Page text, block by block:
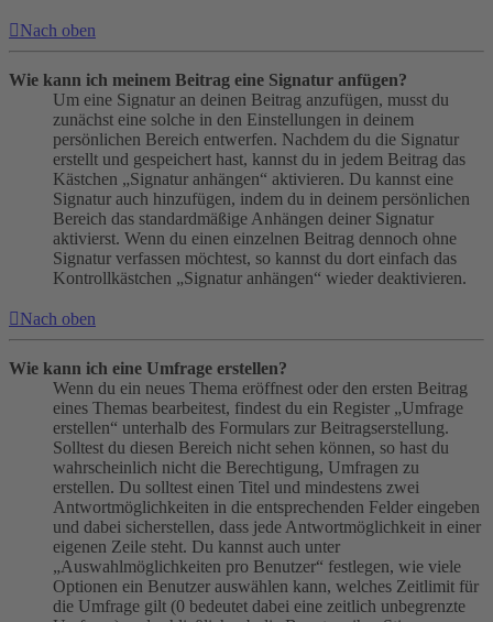
Nach oben
Wie kann ich meinem Beitrag eine Signatur anfügen?
Um eine Signatur an deinen Beitrag anzufügen, musst du
zunächst eine solche in den Einstellungen in deinem
persönlichen Bereich entwerfen. Nachdem du die Signatur
erstellt und gespeichert hast, kannst du in jedem Beitrag das
Kästchen „Signatur anhängen“ aktivieren. Du kannst eine
Signatur auch hinzufügen, indem du in deinem persönlichen
Bereich das standardmäßige Anhängen deiner Signatur
aktivierst. Wenn du einen einzelnen Beitrag dennoch ohne
Signatur verfassen möchtest, so kannst du dort einfach das
Kontrollkästchen „Signatur anhängen“ wieder deaktivieren.
Nach oben
Wie kann ich eine Umfrage erstellen?
Wenn du ein neues Thema eröffnest oder den ersten Beitrag
eines Themas bearbeitest, findest du ein Register „Umfrage
erstellen“ unterhalb des Formulars zur Beitragserstellung.
Solltest du diesen Bereich nicht sehen können, so hast du
wahrscheinlich nicht die Berechtigung, Umfragen zu
erstellen. Du solltest einen Titel und mindestens zwei
Antwortmöglichkeiten in die entsprechenden Felder eingeben
und dabei sicherstellen, dass jede Antwortmöglichkeit in einer
eigenen Zeile steht. Du kannst auch unter
„Auswahlmöglichkeiten pro Benutzer“ festlegen, wie viele
Optionen ein Benutzer auswählen kann, welches Zeitlimit für
die Umfrage gilt (0 bedeutet dabei eine zeitlich unbegrenzte